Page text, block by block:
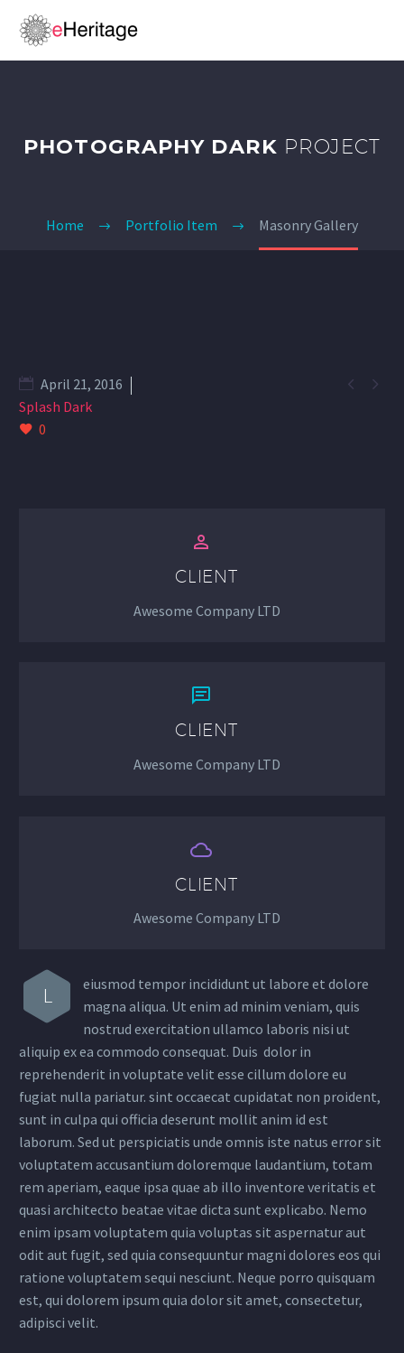
PHOTOGRAPHY DARK PROJECT
Home Portfolio Item Masonry Gallery
 
April 21, 2016
Splash Dark
0


CLIENT
Awesome Company LTD


CLIENT
Awesome Company LTD


CLIENT
Awesome Company LTD
L
eiusmod tempor incididunt ut labore et dolore
magna aliqua. Ut enim ad minim veniam, quis
nostrud exercitation ullamco laboris nisi ut
aliquip ex ea commodo consequat. Duis dolor in
reprehenderit in voluptate velit esse cillum dolore eu
fugiat nulla pariatur. sint occaecat cupidatat non proident,
sunt in culpa qui officia deserunt mollit anim id est
laborum. Sed ut perspiciatis unde omnis iste natus error sit
voluptatem accusantium doloremque laudantium, totam
rem aperiam, eaque ipsa quae ab illo inventore veritatis et
quasi architecto beatae vitae dicta sunt explicabo. Nemo
enim ipsam voluptatem quia voluptas sit aspernatur aut
odit aut fugit, sed quia consequuntur magni dolores eos qui
ratione voluptatem sequi nesciunt. Neque porro quisquam
est, qui dolorem ipsum quia dolor sit amet, consectetur,
adipisci velit.